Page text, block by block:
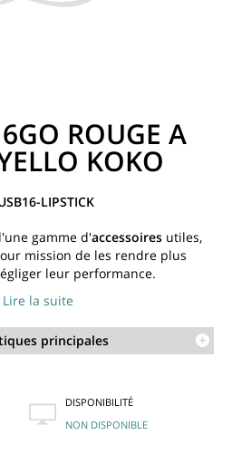
ROUGE A
KOKO
LIPSTICK
gamme d'accessoiresutiles,
mission de les rendre plus
leur performance.
Lire la suite
principales
DISPONIBILITÉ
NON DISPONIBLE